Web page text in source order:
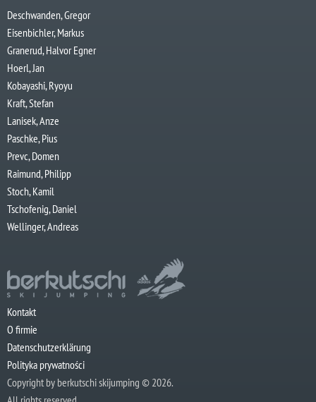
Deschwanden, Gregor
Eisenbichler, Markus
Granerud, Halvor Egner
Hoerl, Jan
Kobayashi, Ryoyu
Kraft, Stefan
Lanisek, Anze
Paschke, Pius
Prevc, Domen
Raimund, Philipp
Stoch, Kamil
Tschofenig, Daniel
Wellinger, Andreas
Kontakt
O firmie
Datenschutzerklärung
Polityka prywatności
Copyright by berkutschi skijumping © 2026.